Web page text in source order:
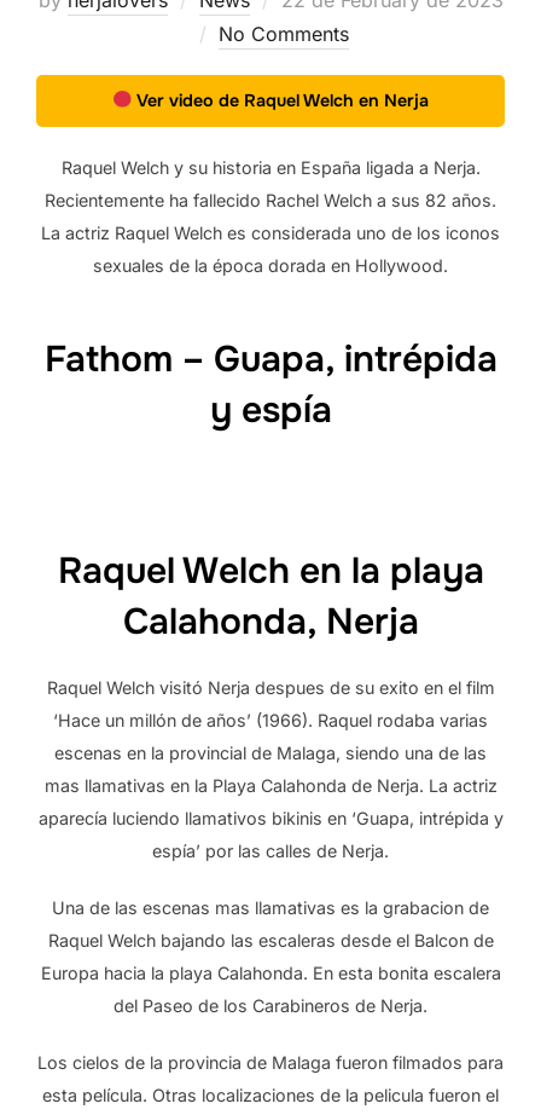
on
No Comments
Ver video de Raquel Welch en Nerja
Raquel Welch y su historia en España ligada a Nerja.
Recientemente ha fallecido Rachel Welch a sus 82 años.
La actriz Raquel Welch es considerada uno de los iconos
sexuales de la época dorada en Hollywood.
Fathom – Guapa, intrépida
y espía
Raquel Welch en la playa
Calahonda, Nerja
Raquel Welch visitó Nerja despues de su exito en el film
‘Hace un millón de años’ (1966). Raquel rodaba varias
escenas en la provincial de Malaga, siendo una de las
mas llamativas en la Playa Calahonda de Nerja. La actriz
aparecía luciendo llamativos bikinis en ‘Guapa, intrépida y
espía’ por las calles de Nerja.
Una de las escenas mas llamativas es la grabacion de
Raquel Welch bajando las escaleras desde el Balcon de
Europa hacia la playa Calahonda. En esta bonita escalera
del Paseo de los Carabineros de Nerja.
Los cielos de la provincia de Malaga fueron filmados para
esta película. Otras localizaciones de la pelicula fueron el